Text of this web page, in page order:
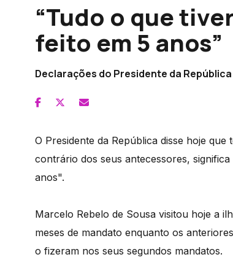
“Tudo o que
feito em 5 anos”
Declarações do Presidente da
O Presidente da República disse hoje
contrário dos seus antecessores,
anos".
Marcelo Rebelo de Sousa visitou hoje a
meses de mandato enquanto os
o fizeram nos seus segundos mandatos.